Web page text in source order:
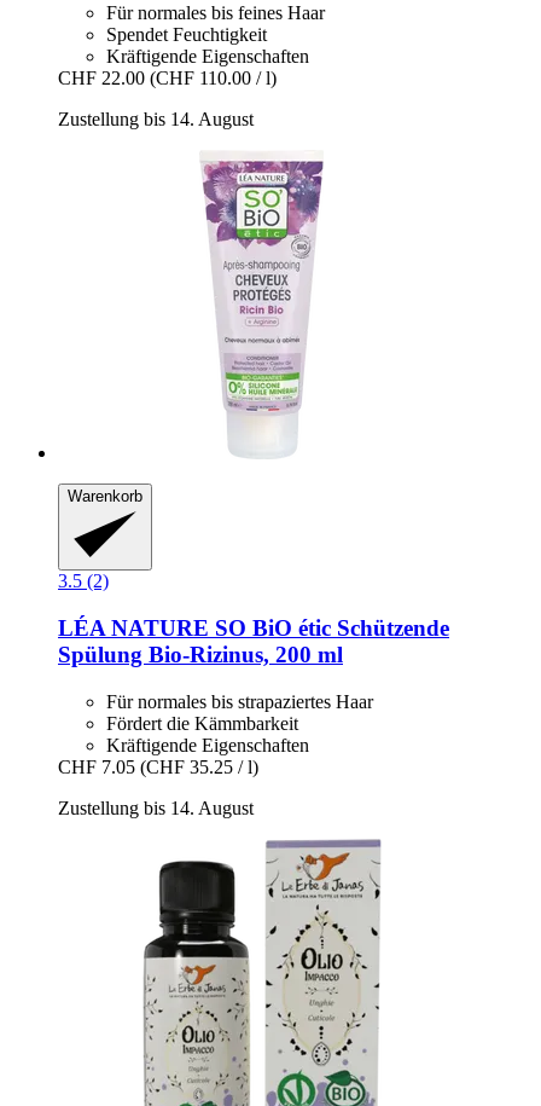
Für normales bis feines Haar
Spendet Feuchtigkeit
Kräftigende Eigenschaften
CHF 22.00 (CHF 110.00 / l)
Zustellung bis 14. August
Warenkorb
3.5 (2)
LÉA NATURE SO BiO étic Schützende
Spülung Bio-​Rizinus, 200 ml
Für normales bis strapaziertes Haar
Fördert die Kämmbarkeit
Kräftigende Eigenschaften
CHF 7.05 (CHF 35.25 / l)
Zustellung bis 14. August